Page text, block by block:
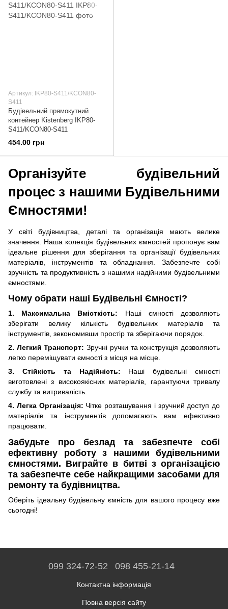
Артикул: IKP80-S411/KCON80-
S411
Будівельний прямокутний
контейнер Kistenberg IKP80-
S411/KCON80-S411
454.00 грн
Організуйте будівельний
процес з нашими Будівельними
Ємностями!
У світі будівництва, деталі та організація мають велике
значення. Наша колекція будівельних ємностей пропонує вам
ідеальне рішення для зберігання та організації будівельних
матеріалів, інструментів та обладнання. Забезпечте собі
зручність та продуктивність з нашими надійними будівельними
ємностями.
Чому обрати наші Будівельні Ємності?
1. Максимальна Вмісткість: Наші ємності дозволяють
зберігати велику кількість будівельних матеріалів та
інструментів, зекономивши простір та зберігаючи порядок.
2. Легкий Транспорт: Зручні ручки та конструкція дозволяють
легко переміщувати ємності з місця на місце.
3. Стійкість та Надійність: Наші будівельні ємності
виготовлені з високоякісних матеріалів, гарантуючи тривалу
службу та витривалість.
4. Легка Організація: Чітке розташування і зручний доступ до
матеріалів та інструментів допомагають вам ефективно
працювати.
Забудьте про безлад та забезпечте собі
ефективну роботу з нашими будівельними
ємностями. Виграйте в битві з організацією
та забезпечте себе найкращими засобами для
ремонту та будівництва.
Оберіть ідеальну будівельну ємність для вашого процесу вже
сьогодні!
099 324-72-52 098 455-21-14
Контактна інформація
Повна версія сайту